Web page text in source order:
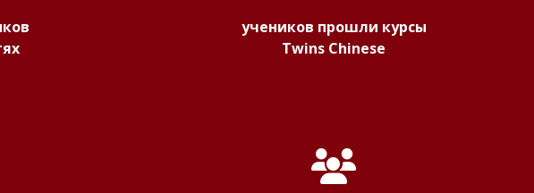
учеников прошли курсы
Twins Chinese